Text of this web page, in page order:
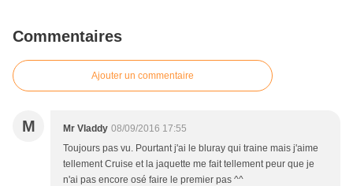
Commentaires
Ajouter un commentaire
M Mr Vladdy 08/09/2016 17:55
Toujours pas vu. Pourtant j'ai le bluray qui traine mais j'aime
tellement Cruise et la jaquette me fait tellement peur que je
n'ai pas encore osé faire le premier pas ^^